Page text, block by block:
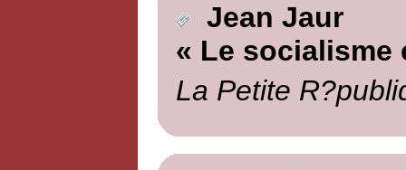
Jean Jaur
« Le socialisme
La Petite